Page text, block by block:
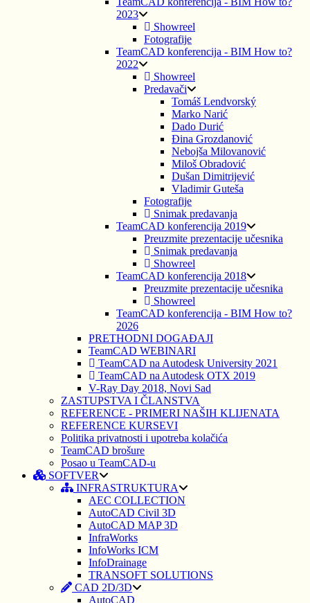
2023
Showreel
Fotografije
TeamCAD konferencija - BIM How to?
2022
Showreel
Predavači
Tomáš Lendvorský
Marko Narić
Dado Durić
Đina Grozdanović
Nebojša Milovanović
Miloš Obradović
Dušan Dimitrijević
Vladimir Guteša
Fotografije
Snimak predavanja
TeamCAD konferencija 2019
Preuzmite prezentacije učesnika
Snimak predavanja
Showreel
TeamCAD konferencija 2018
Preuzmite prezentacije učesnika
Showreel
TeamCAD konferencija - BIM How to?
2026
PRETHODNI DOGAĐAJI
TeamCAD WEBINARI
TeamCAD na Autodesk University 2021
TeamCAD na Autodesk OTX 2019
V-Ray Day 2018, Novi Sad
ZASTUPSTVA I ČLANSTVA
REFERENCE - PRIMERI NAŠIH KLIJENATA
REFERENCE KURSEVI
Politika privatnosti i upotreba kolačića
TeamCAD brošure
Posao u TeamCAD-u
SOFTVER
INFRASTRUKTURA
AEC COLLECTION
AutoCAD Civil 3D
AutoCAD MAP 3D
InfraWorks
InfoWorks ICM
InfoDrainage
TRANSOFT SOLUTIONS
CAD 2D/3D
AutoCAD